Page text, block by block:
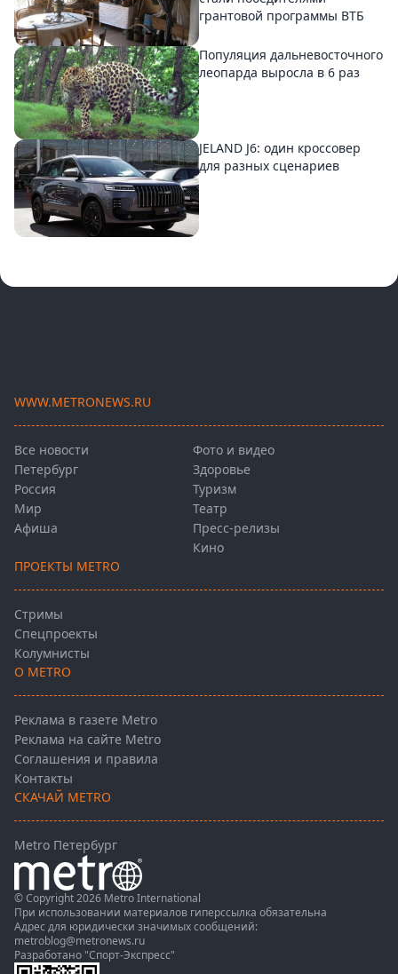
грантовой программы ВТБ
Популяция дальневосточного
леопарда выросла в 6 раз
JELAND J6: один кроссовер
для разных сценариев
WWW.METRONEWS.RU
Все новости
Петербург
Россия
Мир
Афиша
Фото и видео
Здоровье
Туризм
Театр
Пресс-релизы
Кино
ПРОЕКТЫ METRO
Стримы
Спецпроекты
Колумнисты
О METRO
Реклама в газете Metro
Реклама на сайте Metro
Соглашения и правила
Контакты
СКАЧАЙ METRO
Metro Петербург
© Copyright 2026 Metro International
При использовании материалов гиперссылка обязательна
Адрес для юридически значимых сообщений:
metroblog@metronews.ru
Разработано "Спорт-Экспресс"